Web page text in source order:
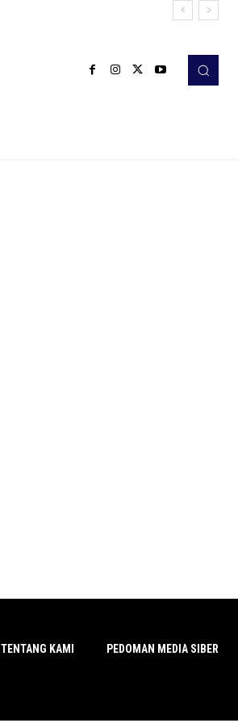
TENTANG KAMI PEDOMAN MEDIA SIBER